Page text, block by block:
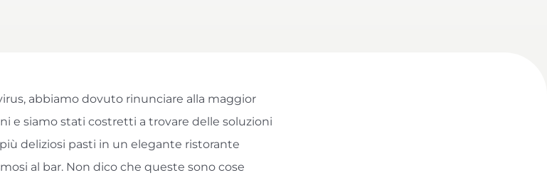
abbiamo dovuto rinunciare alla maggior
e siamo stati costretti a trovare delle soluzioni
deliziosi pasti in un elegante ristorante
al bar. Non dico che queste sono cose